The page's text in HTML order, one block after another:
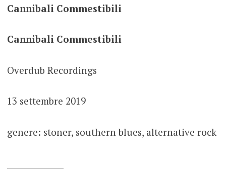
Cannibali Commestibili
Cannibali Commestibili
Overdub Recordings
13 settembre 2019
genere: stoner, southern blues, alternative rock